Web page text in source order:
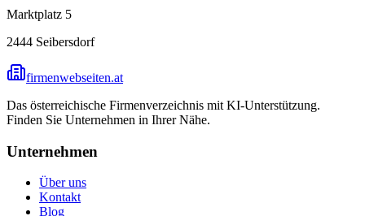
Marktplatz 5
2444 Seibersdorf
firmenwebseiten.at
Das österreichische Firmenverzeichnis mit KI-Unterstützung.
Finden Sie Unternehmen in Ihrer Nähe.
Unternehmen
Über uns
Kontakt
Blog